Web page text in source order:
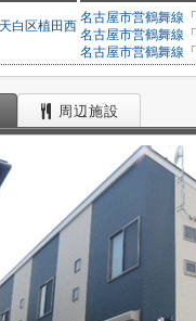
白区植田西
名古屋市営鶴舞線 「
名古屋市営鶴舞線 「
名古屋市営鶴舞線 「
周辺施設